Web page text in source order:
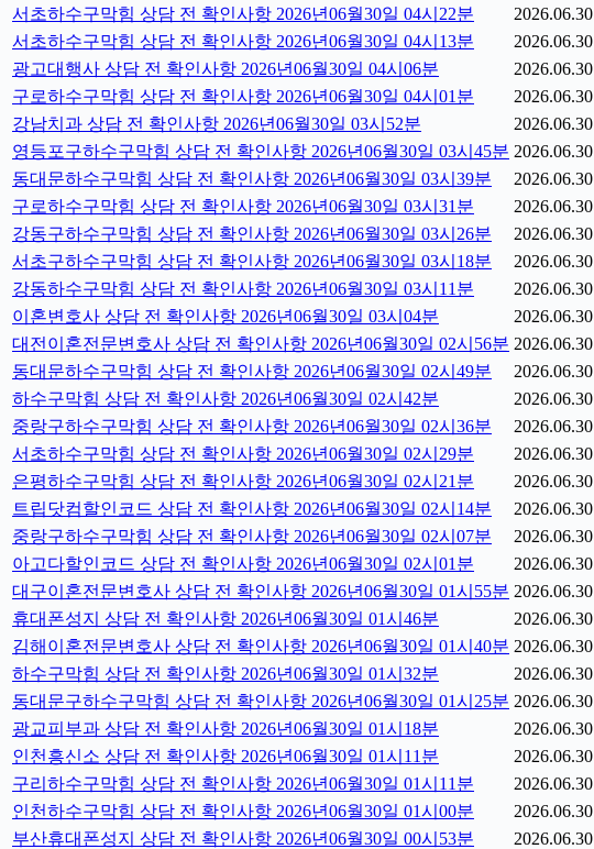
서초하수구막힘 상담 전 확인사항 2026년06월30일 04시22분
2026.06.30
서초하수구막힘 상담 전 확인사항 2026년06월30일 04시13분
2026.06.30
광고대행사 상담 전 확인사항 2026년06월30일 04시06분
2026.06.30
구로하수구막힘 상담 전 확인사항 2026년06월30일 04시01분
2026.06.30
강남치과 상담 전 확인사항 2026년06월30일 03시52분
2026.06.30
영등포구하수구막힘 상담 전 확인사항 2026년06월30일 03시45분 2026.06.30
동대문하수구막힘 상담 전 확인사항 2026년06월30일 03시39분
2026.06.30
구로하수구막힘 상담 전 확인사항 2026년06월30일 03시31분
2026.06.30
강동구하수구막힘 상담 전 확인사항 2026년06월30일 03시26분
2026.06.30
서초구하수구막힘 상담 전 확인사항 2026년06월30일 03시18분
2026.06.30
강동하수구막힘 상담 전 확인사항 2026년06월30일 03시11분
2026.06.30
이혼변호사 상담 전 확인사항 2026년06월30일 03시04분
2026.06.30
대전이혼전문변호사 상담 전 확인사항 2026년06월30일 02시56분 2026.06.30
동대문하수구막힘 상담 전 확인사항 2026년06월30일 02시49분
2026.06.30
하수구막힘 상담 전 확인사항 2026년06월30일 02시42분
2026.06.30
중랑구하수구막힘 상담 전 확인사항 2026년06월30일 02시36분
2026.06.30
서초하수구막힘 상담 전 확인사항 2026년06월30일 02시29분
2026.06.30
은평하수구막힘 상담 전 확인사항 2026년06월30일 02시21분
2026.06.30
트립닷컴할인코드 상담 전 확인사항 2026년06월30일 02시14분
2026.06.30
중랑구하수구막힘 상담 전 확인사항 2026년06월30일 02시07분
2026.06.30
아고다할인코드 상담 전 확인사항 2026년06월30일 02시01분
2026.06.30
대구이혼전문변호사 상담 전 확인사항 2026년06월30일 01시55분 2026.06.30
휴대폰성지 상담 전 확인사항 2026년06월30일 01시46분
2026.06.30
김해이혼전문변호사 상담 전 확인사항 2026년06월30일 01시40분 2026.06.30
하수구막힘 상담 전 확인사항 2026년06월30일 01시32분
2026.06.30
동대문구하수구막힘 상담 전 확인사항 2026년06월30일 01시25분 2026.06.30
광교피부과 상담 전 확인사항 2026년06월30일 01시18분
2026.06.30
인천흥신소 상담 전 확인사항 2026년06월30일 01시11분
2026.06.30
구리하수구막힘 상담 전 확인사항 2026년06월30일 01시11분
2026.06.30
인천하수구막힘 상담 전 확인사항 2026년06월30일 01시00분
2026.06.30
부산휴대폰성지 상담 전 확인사항 2026년06월30일 00시53분
2026.06.30